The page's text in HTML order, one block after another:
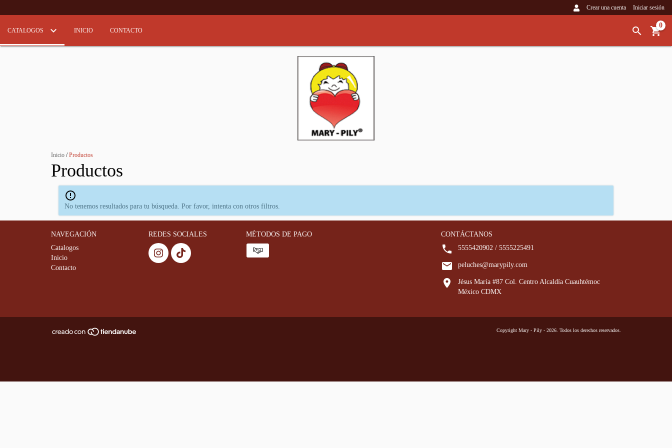
Crear una cuenta Iniciar sesión
CATALOGOS INICIO CONTACTO
0
Inicio / Productos
Productos
No tenemos resultados para tu búsqueda. Por favor, intenta con otros filtros.
NAVEGACIÓN
Catalogos
Inicio
Contacto
REDES SOCIALES MÉTODOS DE PAGO
CONTÁCTANOS
5555420902 / 5555225491
peluches@marypily.com
Jésus María #87 Col. Centro Alcaldía Cuauhtémoc
México CDMX
Copyright Mary - Pily - 2026. Todos los derechos reservados.